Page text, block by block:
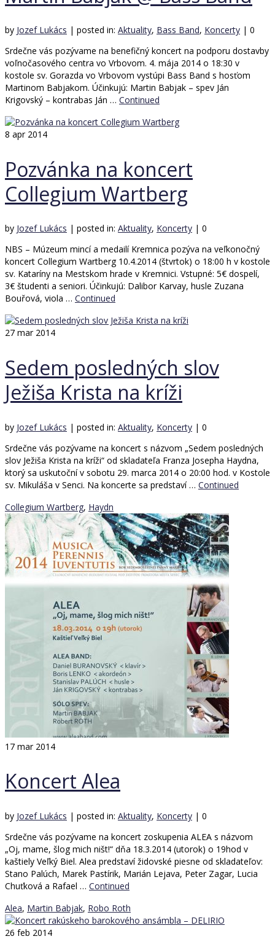
by Jozef Lukács | posted in: Aktuality, Bass Band, Koncerty | 0
Srdečne vás pozývame na benefičný koncert na podporu dostavby
voľnočasového centra vo Vrbovom. 4. mája 2014 o 18:30 v
kostole sv. Gorazda vo Vrbovom vystúpi Bass Band s hosťom
Martinom Babjakom. Účinkujú: Martin Babjak – spev Ján
Krigovský – kontrabas Ján … Continued
8 apr 2014
Pozvánka na koncert
Collegium Wartberg
by Jozef Lukács | posted in: Aktuality, Koncerty | 0
NBS – Múzeum mincí a medailí Kremnica pozýva na veľkonočný
koncert Collegium Wartberg 10.4.2014 (štvrtok) o 18:00 h v kostole
sv. Kataríny na Mestskom hrade v Kremnici. Vstupné: 5€ dospelí,
3€ študenti a seniori. Účinkujú: Dalibor Karvay, husle Zuzana
Bouřová, viola … Continued
27 mar 2014
Sedem posledných slov
Ježiša Krista na kríži
by Jozef Lukács | posted in: Aktuality, Koncerty | 0
Srdečne vás pozývame na koncert s názvom „Sedem posledných
slov Ježiša Krista na kríži“ od skladateľa Franza Josepha Haydna,
ktorý sa uskutoční v sobotu 29. marca 2014 o 20:00 hod. v Kostole
sv. Mikuláša v Senci. Na koncerte sa predstaví … Continued
Collegium Wartberg, Haydn
17 mar 2014
Koncert Alea
by Jozef Lukács | posted in: Aktuality, Koncerty | 0
Srdečne vás pozývame na koncert zoskupenia ALEA s názvom
„Oj, mame, šlog mich ništ!“ dňa 18.3.2014 (utorok) o 19hod v
kaštiely Veľký Biel. Alea predstaví židovské piesne od skladateľov:
Stano Palúch, Marek Pastírik, Marián Lejava, Peter Zagar, Lucia
Chuťková a Rafael … Continued
Alea, Martin Babjak, Robo Roth
26 feb 2014